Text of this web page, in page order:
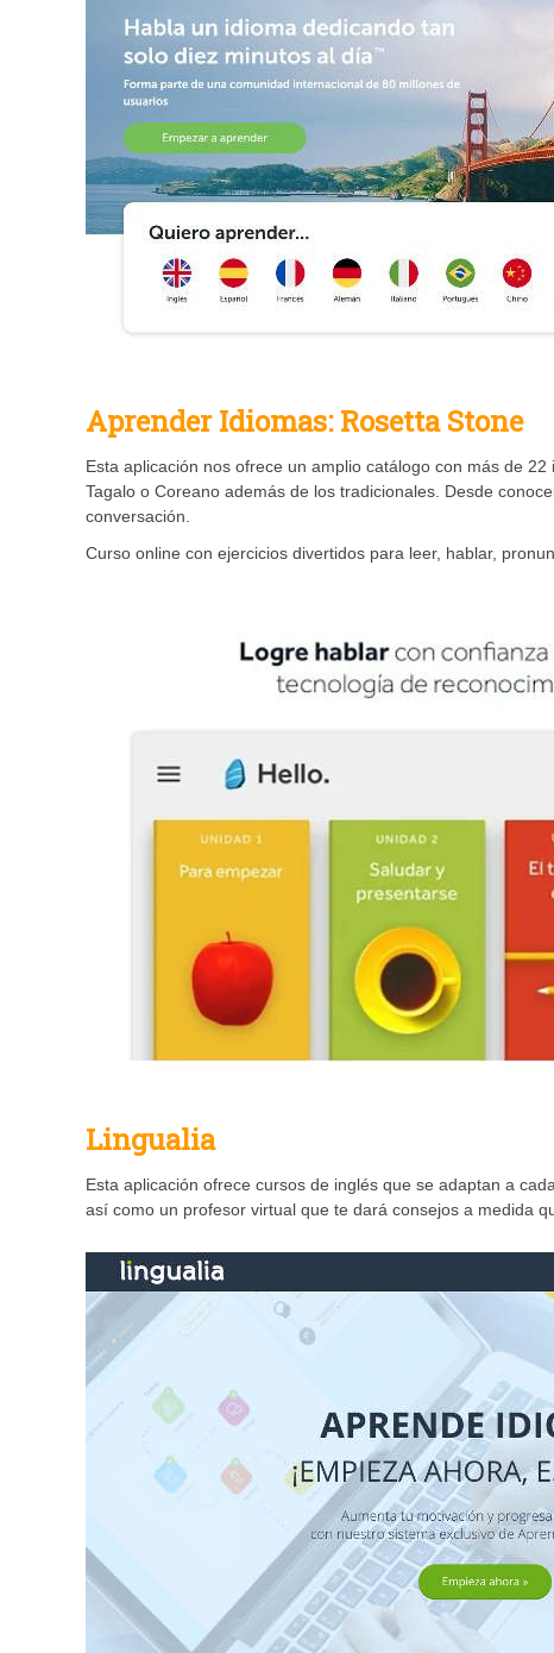
Aprender Idiomas: Rosetta Stone
Esta aplicación nos ofrece un amplio catálogo con más de
Tagalo o Coreano además de los tradicionales. Desde
conversación.
Curso online con ejercicios divertidos para leer, hablar,
Lingualia
Esta aplicación ofrece cursos de inglés que se adaptan a
así como un profesor virtual que te dará consejos a medida